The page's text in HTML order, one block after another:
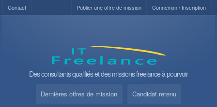
Contact Connexion / Inscription
Publier une offre de mission
Des consultants qualifiés et des missions freelance à pourvoir
Dernières offres de mission Candidat retenu